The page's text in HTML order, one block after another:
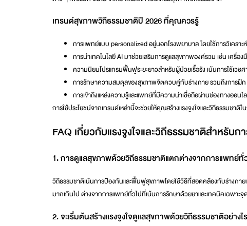
เทรนด์สุขภาพวิถีธรรมชาติปี 2026 ที่คุณควรรู้
การแพทย์แบบ personalized อยู่นอกโรงพยาบาลโดยใช้การวิเคร
การนำเทคโนโลยี AI มาช่วยเสริมการดูแลสุขภาพองค์รวมเช่น เครื่อ
ความนิยมโปรแกรมฟื้นฟูระยะยาวสำหรับผู้ป่วยเรื้อรังเน้นการใช้เวช
การรักษาความสมดุลของสุขภาพจิตควบคู่กับร่างกายรวมถึงการฝึก
การเข้าถึงแหล่งความรู้และแพทย์ที่มีความน่าเชื่อถือผ่านช่องทางออนไ
การใช้ประโยชน์จากเทรนด์เหล่านี้จะช่วยให้คุณสร้างแรงจูงใจและวิถีธรรมชา
FAQ เกี่ยวกับแรงจูงใจและวิถีธรรมชาติสำหรับ
1. การดูแลสุขภาพด้วยวิถีธรรมชาติแตกต่างจากการแพทย์ทั่ว
วิถีธรรมชาติเน้นการป้องกันและฟื้นฟูสุขภาพโดยใช้วิธีที่สอดคล้องกับร่างกา
มากเกินไป ต่างจากการแพทย์ทั่วไปที่เน้นการรักษาด้วยยาและเทคนิคเฉพาะจุด
2. จะเริ่มต้นสร้างแรงจูงใจดูแลสุขภาพด้วยวิถีธรรมชาติอย่างไ